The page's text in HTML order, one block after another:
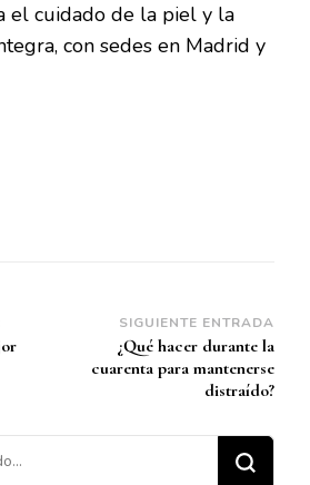
el cuidado de la piel y la
con sedes en Madrid y
SIGUIENTE ENTRADA
¿Qué hacer durante la
cuarenta para mantenerse
distraído?